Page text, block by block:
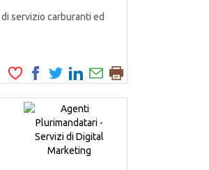
servizio carburanti ed